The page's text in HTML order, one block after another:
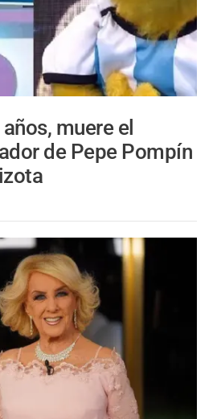
muere el
de Pepe Pompín